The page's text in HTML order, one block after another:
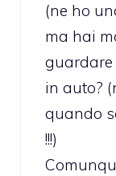
(ne ho
ma hai
guardare
in auto?
quando
!!!)